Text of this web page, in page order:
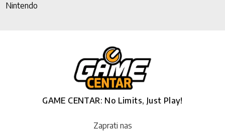
Nintendo
GAME CENTAR: No Limits, Just Play!
Zaprati nas